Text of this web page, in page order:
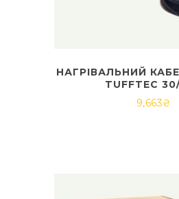
НАГРІВАЛЬНИЙ
TUFFTEC
9,663₴